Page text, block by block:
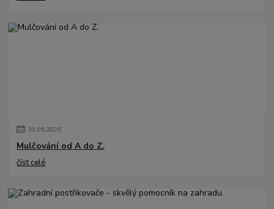
31.05.2025
Mulčování od A do Z.
číst celé